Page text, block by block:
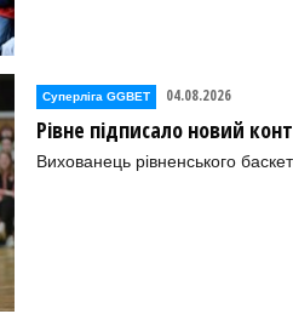
Суперліга GGBET 04.08.2026
Рівне підписало новий
Вихованець рівненського